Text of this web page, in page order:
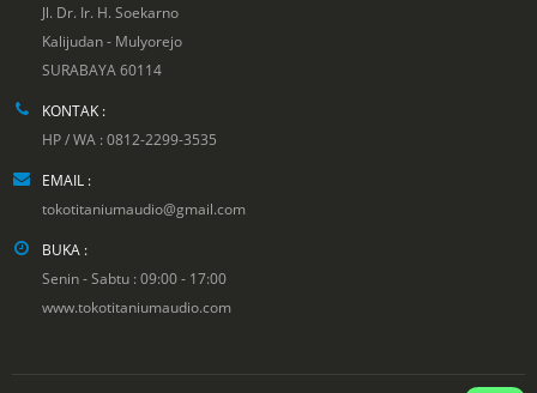
Jl. Dr. Ir. H. Soekarno
Kalijudan - Mulyorejo
SURABAYA 60114
KONTAK :
HP / WA : 0812-2299-3535
EMAIL :
tokotitaniumaudio@gmail.com
BUKA :
Senin - Sabtu : 09:00 - 17:00
www.tokotitaniumaudio.com